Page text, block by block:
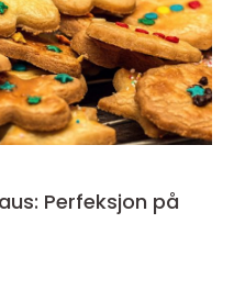
Perfeksjon på